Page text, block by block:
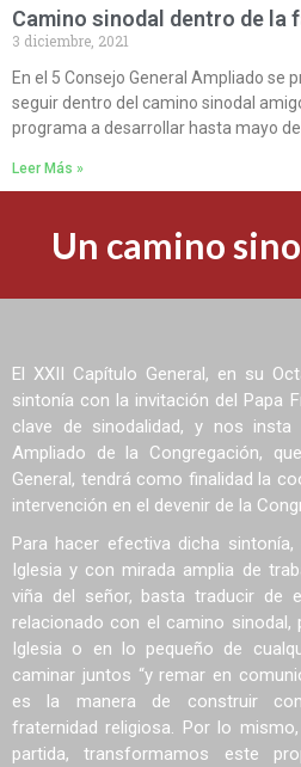
Camino sinodal dentro de la
3 diciembre, 2021
En el 5 Consejo General Ampliado se
seguir dentro del camino sinodal
programa a desarrollar hasta mayo
Leer Más »
Un camino
El XXII Capítulo General, en su
sintonía con la invitación del Papa
clave de sinodalidad, y nos
Ampliado de la Congregación,
General, tendrá como finalidad la
intervención en el devenir de la
Para hacer efectiva dicha
Iglesia y con mirada amplia de
viña del señor, basta traducir de
relacionado con el camino sinodal,
Iglesia o en lo pequeño de
caminar juntos “y remar en
es la manera de construir
fraternidad religiosa. Por lo
partida, transformamos este